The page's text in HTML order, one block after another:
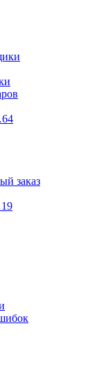
64
заказ
19